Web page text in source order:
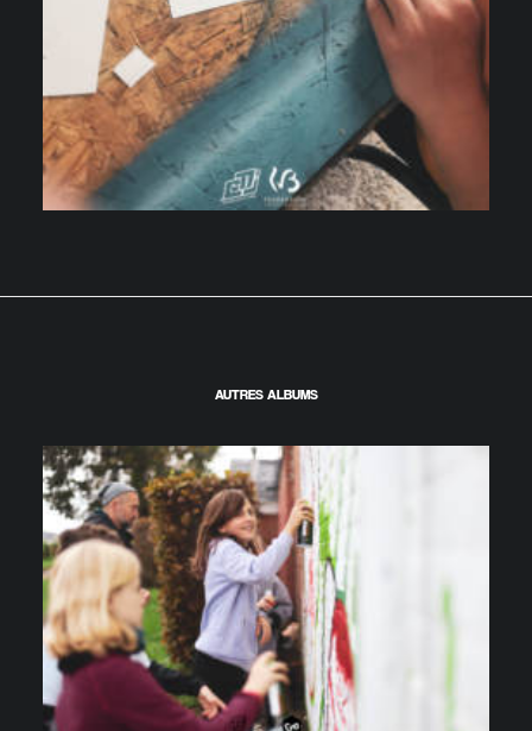
AUTRES ALBUMS